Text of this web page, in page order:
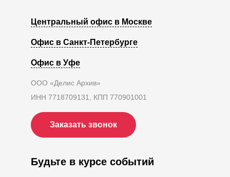
Центральный офис в Москве
Офис в Санкт-Петербурге
Офис в Уфе
ООО «Делис Архив»
ИНН 7718709131, КПП 770901001
Заказать звонок
Будьте в курсе событий